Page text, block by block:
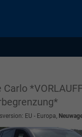
Carlo
EU - Europa,